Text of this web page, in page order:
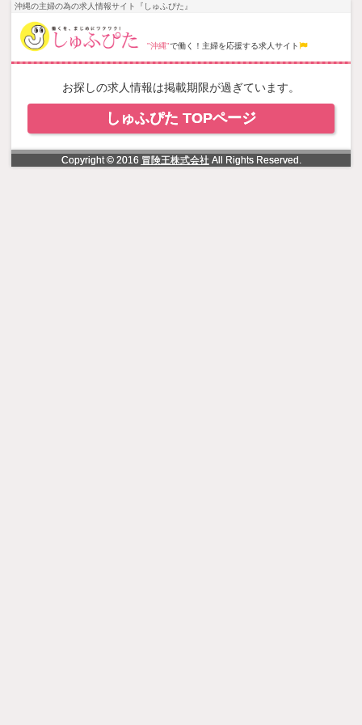
NowLoading
沖縄の主婦の為の求人情報サイト『しゅふぴた』
"沖縄"で働く！主婦を応援する求人サイト
お探しの求人情報は掲載期限が過ぎています。
しゅふぴた TOPページ
Copyright © 2016 冒険王株式会社All Rights Reserved.